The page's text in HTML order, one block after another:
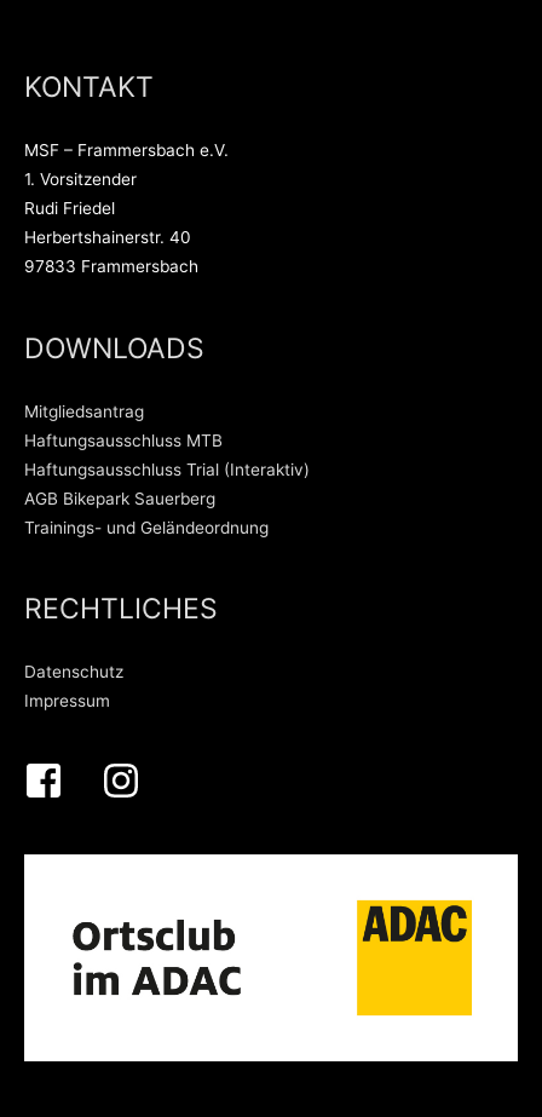
KONTAKT
MSF – Frammersbach e.V.
1. Vorsitzender
Rudi Friedel
Herbertshainerstr. 40
97833 Frammersbach
DOWNLOADS
Mitgliedsantrag
Haftungsausschluss MTB
Haftungsausschluss Trial (Interaktiv)
AGB Bikepark Sauerberg
Trainings- und Geländeordnung
RECHTLICHES
Datenschutz
Impressum